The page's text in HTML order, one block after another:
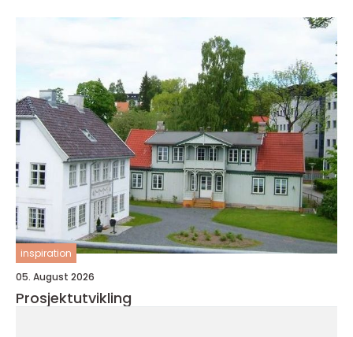
inspiration
05. August 2026
Prosjektutvikling